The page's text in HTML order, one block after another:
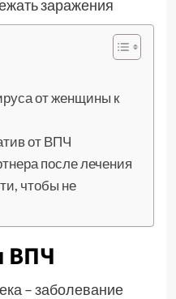
от женщины к
от ВПЧ
после лечения
чтобы не
ВПЧ
– заболевание